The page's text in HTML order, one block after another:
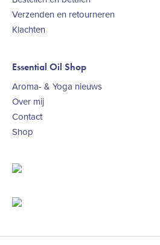
Verzenden en retourneren
Klachten
Essential Oil Shop
Aroma- & Yoga nieuws
Over mij
Contact
Shop